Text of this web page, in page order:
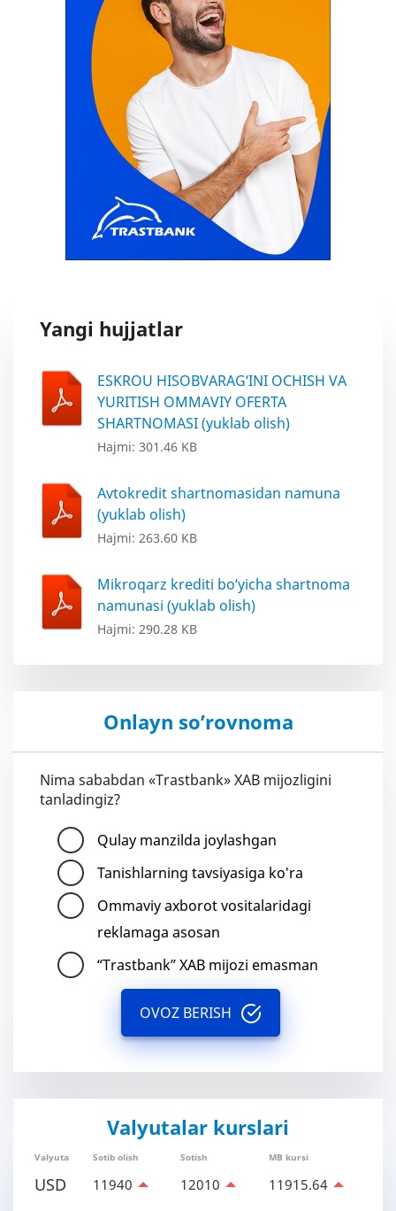
Yangi hujjatlar
ESKROU HISOBVARAG‘INI OCHISH VA
YURITISH OMMAVIY OFERTA
SHARTNOMASI (yuklab olish)
Hajmi: 301.46 KB
Avtokredit shartnomasidan namuna
(yuklab olish)
Hajmi: 263.60 KB
Mikroqarz krediti bo‘yicha shartnoma
namunasi (yuklab olish)
Hajmi: 290.28 KB
Onlayn so’rovnoma
Nima sababdan «Trastbank» XAB mijozligini
tanladingiz?
Qulay manzilda joylashgan
Tanishlarning tavsiyasiga ko'ra
Ommaviy axborot vositalaridagi
reklamaga asosan
“Trastbank” XAB mijozi emasman
OVOZ BERISH
Valyutalar kurslari
Valyuta Sotib olish Sotish MB kursi
USD 11940 12010 11915.64